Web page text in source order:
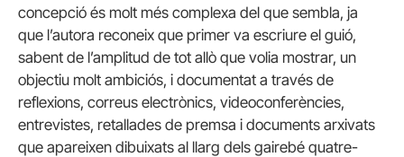
concepció és molt més complexa del que sembla, ja
que l’autora reconeix que primer va escriure el guió,
sabent de l’amplitud de tot allò que volia mostrar, un
objectiu molt ambiciós, i documentat a través de
reflexions, correus electrònics, videoconferències,
entrevistes, retallades de premsa i documents arxivats
que apareixen dibuixats al llarg dels gairebé quatre-